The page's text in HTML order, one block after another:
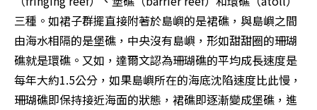
三種。如裙子群擺直接附著於島嶼的是裙礁，與島嶼之間
由海水相隔的是堡礁，中央沒有島嶼，形如甜甜圈的珊瑚
礁就是環礁。又如，達爾文認為珊瑚礁的平均成長速度是
每年大約1.5公分，如果島嶼所在的海底沈陷速度比此慢，
珊瑚礁即保持接近海面的狀態，裙礁即逐漸變成堡礁，進